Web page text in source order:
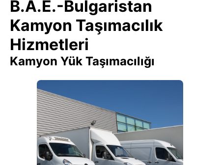
B.A.E.-Bulgaristan
Kamyon Taşımacılık
Hizmetleri
Kamyon Yük Taşımacılığı